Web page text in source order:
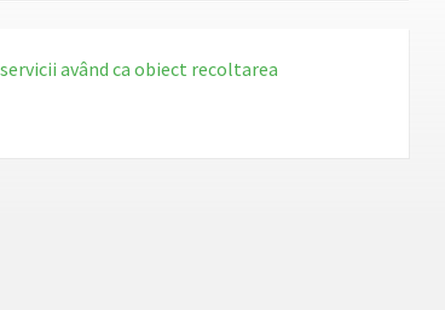
având ca obiect recoltarea